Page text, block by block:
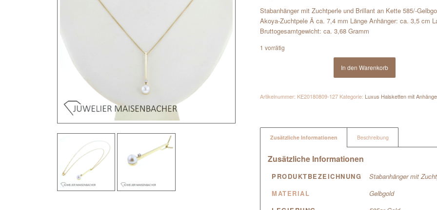
Stabanhänger mit Zuchtperle und Brillant an Kette 585/-
Akoya-Zuchtpele Ã ca. 7,4 mm Länge Anhänger: ca. 3,5 cm
Bruttogesamtgewicht: ca. 3,68 Gramm
1 vorrätig
In den Warenkorb
Artikelnummer: KE20180809-127 Kategorie: Luxus Halsketten mit
Zusätzliche Informationen Beschreibung
Zusätzliche Informationen
PRODUKTBEZEICHNUNG
Stabanhänger mit
MATERIAL
Gelbgold